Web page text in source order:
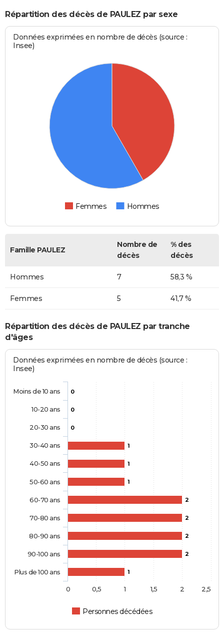
Répartition des décès de PAULEZ par sexe
Données exprimées en nombre de décès (source :
Insee)
Femmes Hommes
Famille PAULEZ
Nombre de
décès
% des
décès
Hommes 7 58,3 %
Femmes 5 41,7 %
Répartition des décès de PAULEZ par tranche
d'âges
Données exprimées en nombre de décès (source :
Insee)
0
0
0
1
1
1
2
2
2
2
1
Personnes décédées
Moins de 10 ans
10-20 ans
20-30 ans
30-40 ans
40-50 ans
50-60 ans
60-70 ans
70-80 ans
80-90 ans
90-100 ans
Plus de 100 ans
0 0,5 1 1,5 2 2,5